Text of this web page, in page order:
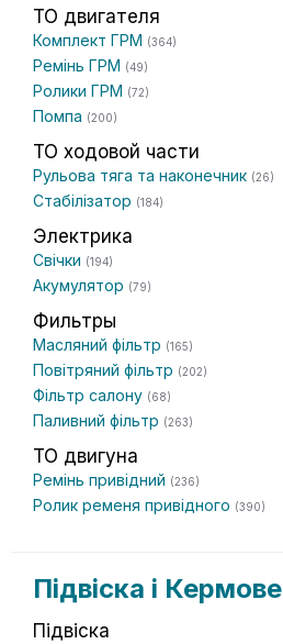
ТО двигателя
Комплект ГРМ (364)
Ремінь ГРМ (49)
Ролики ГРМ (72)
Помпа (200)
ТО ходовой части
Рульова тяга та наконечник (26)
Стабілізатор (184)
Электрика
Свічки (194)
Акумулятор (79)
Фильтры
Масляний фільтр (165)
Повітряний фільтр (202)
Фільтр салону (68)
Паливний фільтр (263)
ТО двигуна
Ремінь привідний (236)
Ролик ременя привідного (390)
Підвіска і Кермове
Підвіска